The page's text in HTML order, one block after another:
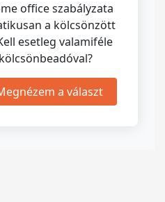
office szabályzata
a kölcsönzött
esetleg valamiféle
a választ